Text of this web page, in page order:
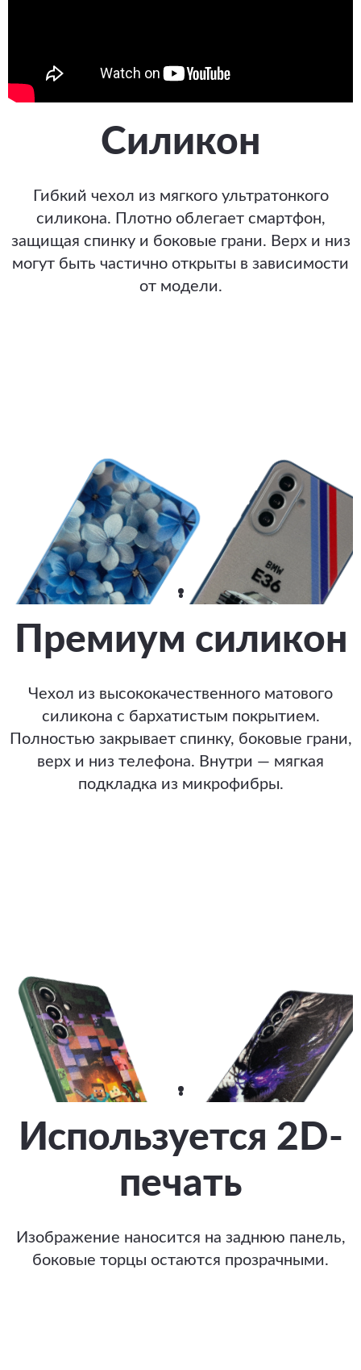
Силикон
Гибкий чехол из мягкого ультратонкого
силикона. Плотно облегает смартфон,
защищая спинку и боковые грани. Верх и низ
могут быть частично открыты в зависимости
от модели.
Премиум силикон
Чехол из высококачественного матового
силикона с бархатистым покрытием.
Полностью закрывает спинку, боковые грани,
верх и низ телефона. Внутри — мягкая
подкладка из микрофибры.
Используется 2D-
печать
Изображение наносится на заднюю панель,
боковые торцы остаются прозрачными.